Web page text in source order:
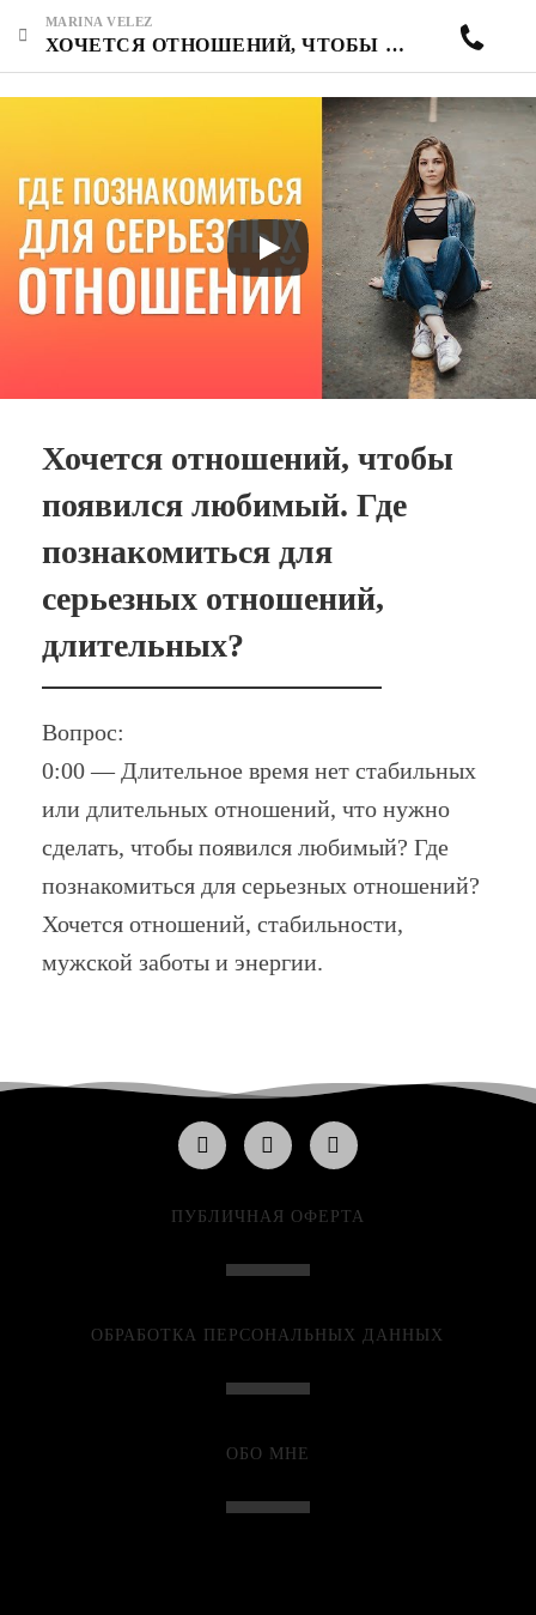
MARINA VELEZ
ХОЧЕТСЯ ОТНОШЕНИЙ, ЧТОБЫ ПОЯВИЛСЯ ЛЮБИМЫЙ. ГДЕ ПОЗНАКОМИТЬСЯ ДЛЯ СЕРЬЕЗНЫХ ОТНОШЕНИЙ, ДЛИТЕЛЬНЫХ?
Хочется отношений, чтобы
появился любимый. Где
познакомиться для
серьезных отношений,
длительных?
Вопрос:
0:00 — Длительное время нет стабильных
или длительных отношений, что нужно
сделать, чтобы появился любимый? Где
познакомиться для серьезных отношений?
Хочется отношений, стабильности,
мужской заботы и энергии.
ПУБЛИЧНАЯ ОФЕРТА
ОБРАБОТКА ПЕРСОНАЛЬНЫХ ДАННЫХ
ОБО МНЕ